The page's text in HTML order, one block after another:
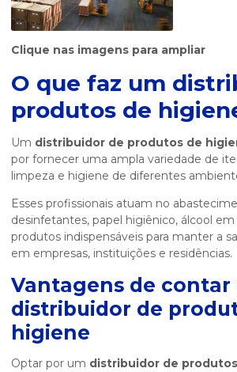
Clique nas imagens para ampliar
O que faz um
produtos de
Um distribuidor de produtos de
por fornecer uma ampla variedade de
limpeza e higiene de diferentes
Esses profissionais atuam no
desinfetantes, papel higiênico, álcool
produtos indispensáveis para manter a
em empresas, instituições e residências.
Vantagens de contar
distribuidor de
higiene
Optar por um distribuidor de